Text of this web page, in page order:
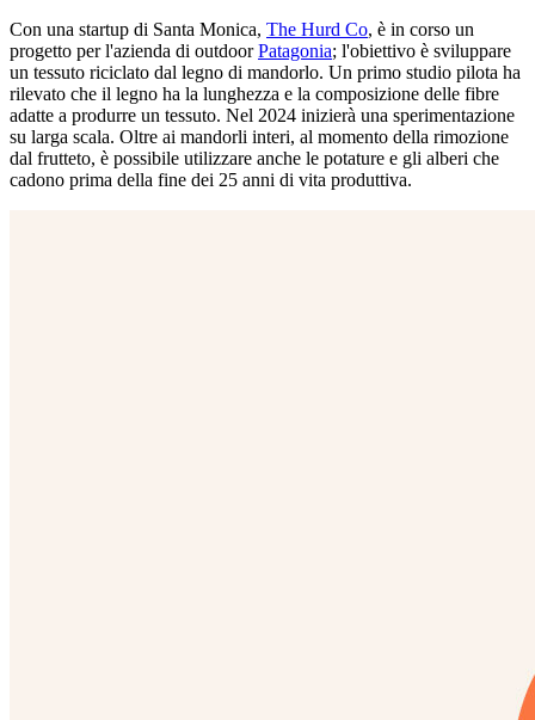
Con una startup di Santa Monica, The Hurd Co, è in corso un
progetto per l'azienda di outdoorPatagonia; l'obiettivo è sviluppare
un tessuto riciclato dal legno di mandorlo. Un primo studio pilota ha
rilevato che il legno ha la lunghezza e la composizione delle fibre
adatte a produrre un tessuto. Nel 2024 inizierà una sperimentazione
su larga scala. Oltre ai mandorli interi, al momento della rimozione
dal frutteto, è possibile utilizzare anche le potature e gli alberi che
cadono prima della fine dei 25 anni di vita produttiva.